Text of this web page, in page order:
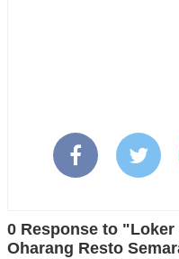
0 Response to
Oharang Resto